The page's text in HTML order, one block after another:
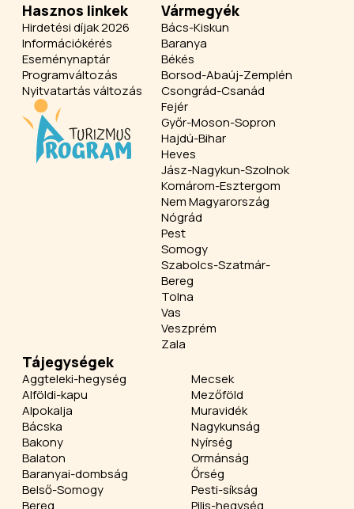
Hasznos linkek
Hirdetési díjak 2026
Információkérés
Eseménynaptár
Programváltozás
Nyitvatartás változás
Vármegyék
Bács-Kiskun
Baranya
Békés
Borsod-Abaúj-Zemplén
Csongrád-Csanád
Fejér
Győr-Moson-Sopron
Hajdú-Bihar
Heves
Jász-Nagykun-Szolnok
Komárom-Esztergom
Nem Magyarország
Nógrád
Pest
Somogy
Szabolcs-Szatmár-
Bereg
Tolna
Vas
Veszprém
Zala
Tájegységek
Aggteleki-hegység
Alföldi-kapu
Alpokalja
Bácska
Bakony
Balaton
Baranyai-dombság
Belső-Somogy
Bereg
Mecsek
Mezőföld
Muravidék
Nagykunság
Nyírség
Ormánság
Őrség
Pesti-síkság
Pilis-hegység